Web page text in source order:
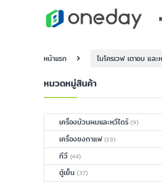
หน้าแรก ไมโครเวฟ เตาอบ แล
หมวดหมู่สินค้า
เครื่องม้วนผมและหวีไดร์ (9)
เครื่องชงกาแฟ (19)
ทีวี (44)
ตู้เย็น (37)